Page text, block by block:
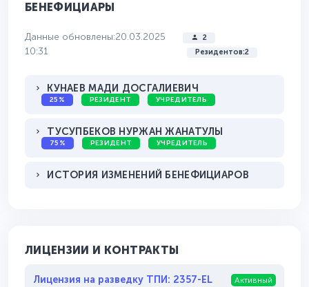
БЕНЕФИЦИАРЫ
Данные обновлены:20.03.2025
10:31
2
Резидентов:2
КУНАЕВ МАДИ ДОСГАЛИЕВИЧ
25% РЕЗИДЕНТ УЧРЕДИТЕЛЬ
ТУСУПБЕКОВ НУРЖАН ЖАНАТУЛЫ
75% РЕЗИДЕНТ УЧРЕДИТЕЛЬ
ИСТОРИЯ ИЗМЕНЕНИЙ БЕНЕФИЦИАРОВ
ЛИЦЕНЗИИ И КОНТРАКТЫ
Лицензия на разведку ТПИ: 2357-EL Активный